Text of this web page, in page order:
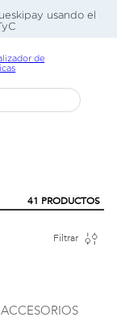
usando el
41 PRODUCTOS
Filtrar